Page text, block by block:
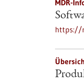
MDR-
https://